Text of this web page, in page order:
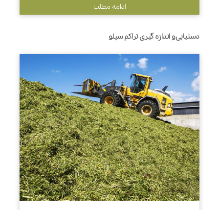
ادامه مطلب
دستیابی و اندازه گیری تراکم سیلو